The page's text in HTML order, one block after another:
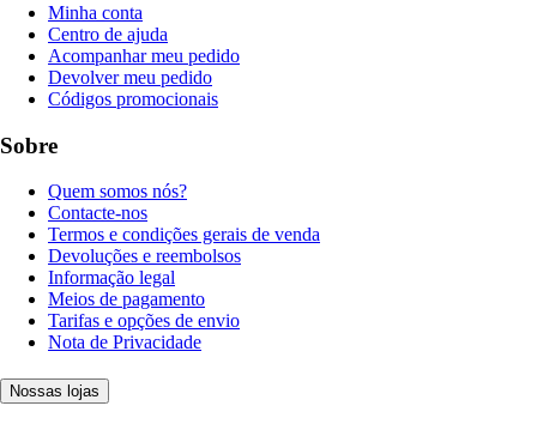
Minha conta
Centro de ajuda
Acompanhar meu pedido
Devolver meu pedido
Códigos promocionais
Sobre
Quem somos nós?
Contacte-nos
Termos e condições gerais de venda
Devoluções e reembolsos
Informação legal
Meios de pagamento
Tarifas e opções de envio
Nota de Privacidade
Nossas lojas